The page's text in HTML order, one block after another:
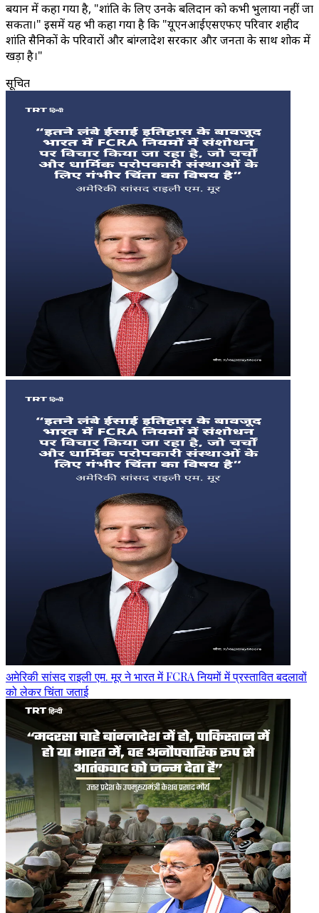
बयान में कहा गया है, "शांति के लिए उनके बलिदान को कभी भुलाया नहीं जा
सकता।" इसमें यह भी कहा गया है कि "यूएनआईएसएफए परिवार शहीद
शांति सैनिकों के परिवारों और बांग्लादेश सरकार और जनता के साथ शोक में
खड़ा है।"
सूचित
अमेरिकी सांसद राइली एम. मूर ने भारत में FCRA नियमों में प्रस्तावित बदलावों
को लेकर चिंता जताई